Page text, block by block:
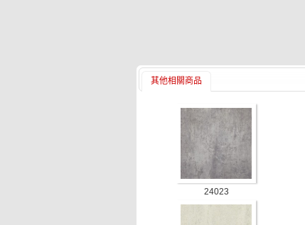
其他相關商品
24023